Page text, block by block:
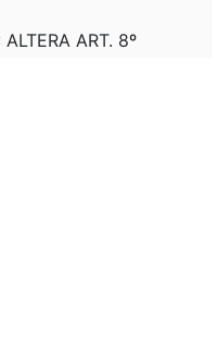
ART. 8º